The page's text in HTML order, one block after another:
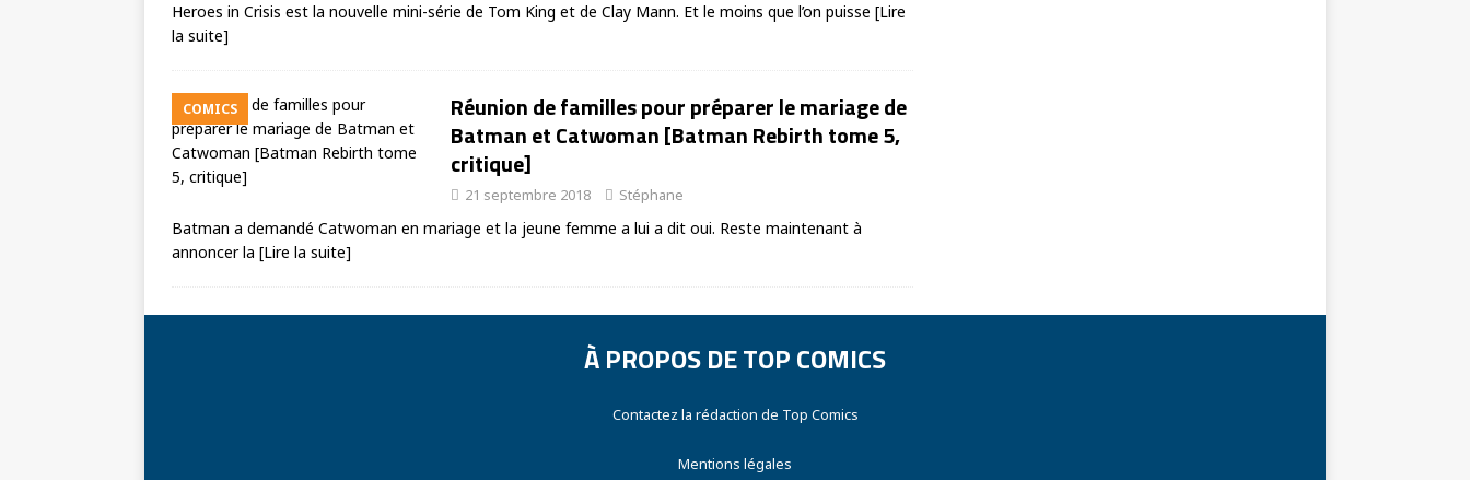
Heroes in Crisis est la nouvelle mini-série de Tom King et de Clay Mann. Et le moins que l’on puisse [Lire
la suite]
COMICS
Réunion de familles pour préparer le mariage de
Batman et Catwoman [Batman Rebirth tome 5,
critique]
21 septembre 2018 Stéphane
Batman a demandé Catwoman en mariage et la jeune femme a lui a dit oui. Reste maintenant à
annoncer la [Lire la suite]
À PROPOS DE TOP COMICS
Contactez la rédaction de Top Comics
Mentions légales